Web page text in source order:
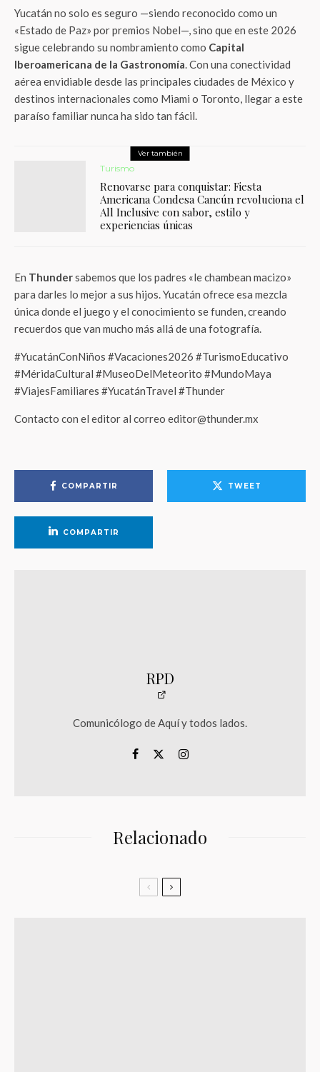
Yucatán no solo es seguro —siendo reconocido como un
«Estado de Paz» por premios Nobel—, sino que en este 2026
sigue celebrando su nombramiento como Capital
Iberoamericana de la Gastronomía. Con una conectividad
aérea envidiable desde las principales ciudades de México y
destinos internacionales como Miami o Toronto, llegar a este
paraíso familiar nunca ha sido tan fácil.
Ver también
Turismo
Renovarse para conquistar: Fiesta
Americana Condesa Cancún revoluciona el
All Inclusive con sabor, estilo y
experiencias únicas
En Thundersabemos que los padres «le chambean macizo»
para darles lo mejor a sus hijos. Yucatán ofrece esa mezcla
única donde el juego y el conocimiento se funden, creando
recuerdos que van mucho más allá de una fotografía.
#YucatánConNiños #Vacaciones2026 #TurismoEducativo
#MéridaCultural #MuseoDelMeteorito #MundoMaya
#ViajesFamiliares #YucatánTravel #Thunder
Contacto con el editor al correo editor@thunder.mx
COMPARTIR TWEET
COMPARTIR
RPD
Comunicólogo de Aquí y todos lados.
Relacionado